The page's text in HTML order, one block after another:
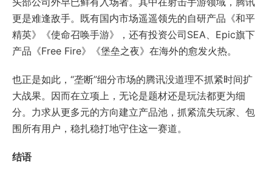
更是难逢敌手。既有国内市场遥遥领先的自研产品《和平
精英》《使命召唤手游》，还有投资公司SEA、Epic旗下
产品《Free Fire》《堡垒之夜》在海外的愈发火热。
也正是如此，“垄断”细分市场的腾讯没道理不抓紧时间扩
大战果。因而在立项上，无论是题材还是玩法都更为细
分。力求从更多元的方向建立产品池，抓紧流失玩家、包
围所有用户，稳扎稳打地守住这一赛道。
结语